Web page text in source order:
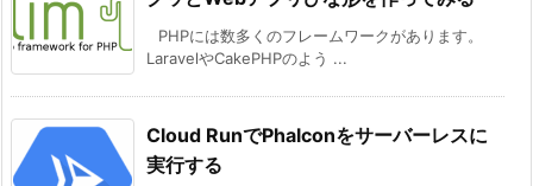
PHPには数多くのフレームワークがあります。
LaravelやCakePHPのよう ...
Cloud RunでPhalconをサーバーレスに
実行する